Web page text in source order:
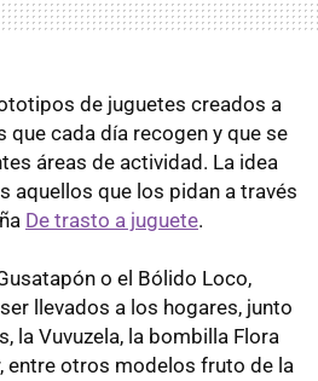
de juguetes creados a
cada día recogen y que se
áreas de actividad. La idea
aquellos que los pidan a través
De trasto a juguete.
o el Bólido Loco,
llevados a los hogares, junto
la Vuvuzela, la bombilla Flora
entre otros modelos fruto de la